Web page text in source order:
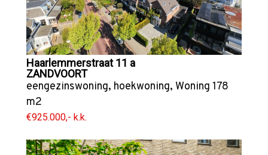
Haarlemmerstraat 11 a
ZANDVOORT
eengezinswoning, hoekwoning, Woning 178
m2
€925.000,- k.k.